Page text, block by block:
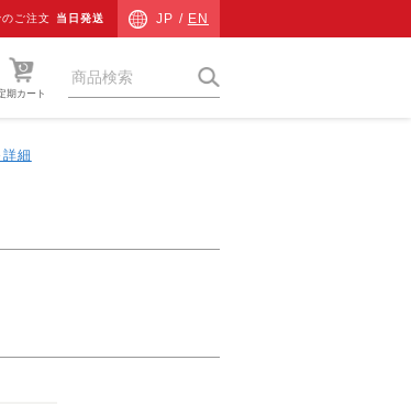
ご注文 当日発送 JP / EN
期カート
細